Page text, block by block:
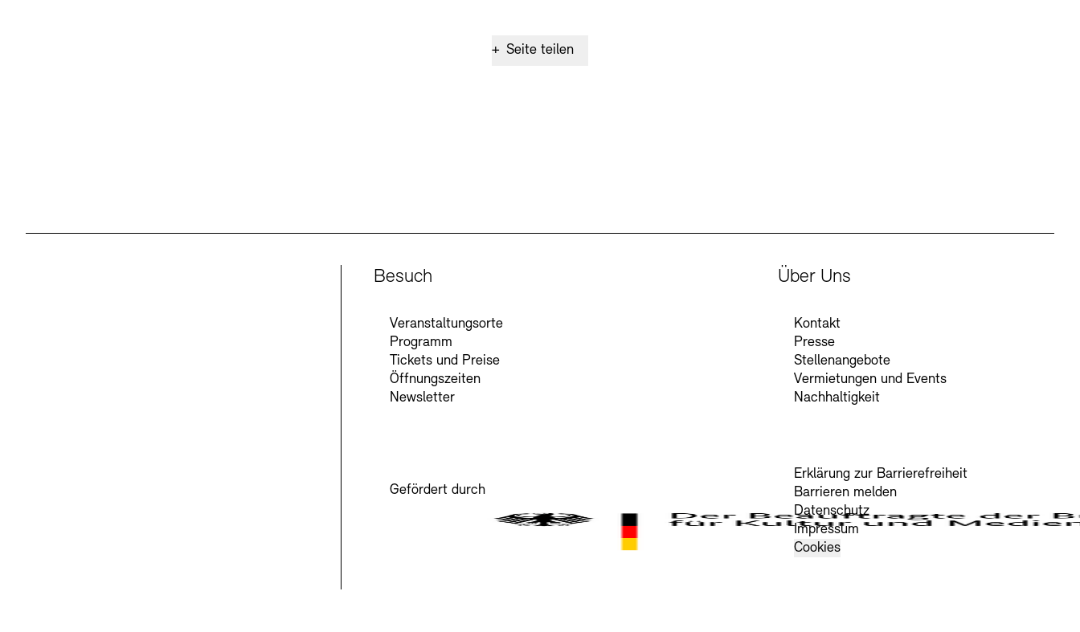
+ Seite teilen
Besuch
Veranstaltungsorte
Programm
Tickets und Preise
Öffnungszeiten
Newsletter
Gefördert durch
Über Uns
Kontakt
Presse
Stellenangebote
Vermietungen und Events
Nachhaltigkeit
Erklärung zur Barrierefreiheit
Barrieren melden
Datenschutz
Impressum
Cookies